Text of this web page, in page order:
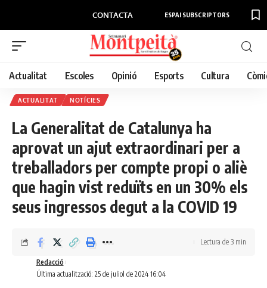
CONTACTA ESPAI SUBSCRIPTORS
Actualitat Escoles Opinió Esports Cultura
ACTUALITAT NOTÍCIES
La Generalitat de Catalunya ha
aprovat un ajut extraordinari per a
treballadors per compte propi o aliè
que hagin vist reduïts en un 30% els
seus ingressos degut a la COVID 19
Última actualització: 25 de juliol de 2024 16:04
Redacció
Lectura de 3 min